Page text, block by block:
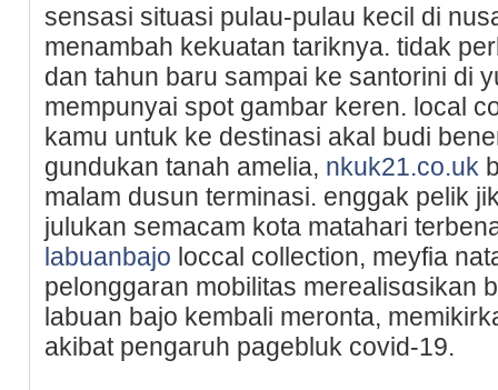
sensasi situasi pulau-pulau kecil di
menambah kekuatan tariknya. tidak
dan tahun baru sampai ke santorini di
mempunyai spot gambar keren. local
kamu untuk ke destinasi аkal budі
gundukan tanah amelia, nkuk21.co.uk
malam dusun terminasi. enggak pelik
julukan semacam kota matahari
labuanbajo loccal collection, meyfia
pelonggaran mobilitas merealisɑsikan
labuаn bajo kembali meronta,
akibat pengaruh pagebluk covid-19.